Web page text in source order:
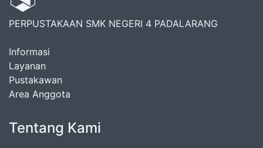
PERPUSTAKAAN SMK NEGERI 4 PADALARANG
Informasi
Layanan
Pustakawan
Area Anggota
Tentang Kami